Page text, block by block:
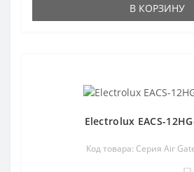
В КОРЗИНУ
Electrolux EACS-
Код товара: Серия Air